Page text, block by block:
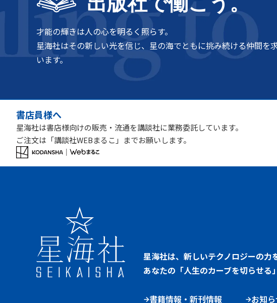
才能の輝きは人の心を明るく照らす。
星海社はその新しい光を信じ、星の海でともに挑み続ける仲間を
います。
書店員様へ
星海社は書店様向けの販売・流通を講談社に業務委託しています。
ご注文は「講談社WEBまるこ」までお願いします。
星海社は、新しいテクノロジーの力
あなたの「人生のカーブを切らせる
書籍情報・新刊情報 お知